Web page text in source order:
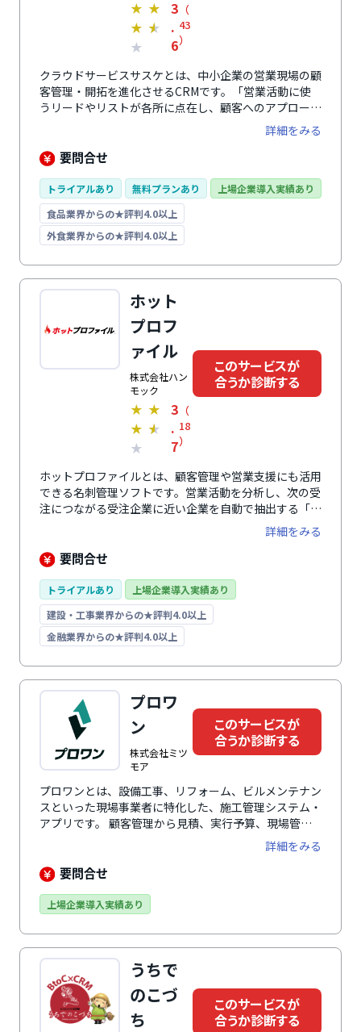
★ ★
★ ★
★
3
.
6
（
43
）
クラウドサービスサスケとは、中小企業の営業現場の顧
客管理・開拓を進化させるCRMです。「営業活動に使
うリードやリストが各所に点在し、顧客へのアプローチ
状況が担当者にしかわからない」といった状況を解消し
ます。さまざまなルートで獲得した顧客リードを一元管
理し、営業状況を組織全体で共有・可視化できる状態に
信自動化や営業リードの育成、AIによる営業活動支援な
ど、営業成果拡大につながる機能も搭載。解約率の低さ
と長い歴史を誇る、誰にでも使いやすい国産ツールで
す。
詳細をみる
要問合せ
トライアルあり 無料プランあり
上場企業導入実績あり
食品業界からの★評判4.0以上
外食業界からの★評判4.0以上
ホット
プロフ
ァイル
株式会社ハン
モック
★ ★
★ ★
★
3
.
7
（
18
）
このサービスが
合うか診断する
ホットプロファイルとは、顧客管理や営業支援にも活用
できる名刺管理ソフトです。営業活動を分析し、次の受
注につながる受注企業に近い企業を自動で抽出する「ホ
ットプロファイル Sales」と、社内に眠っている名刺や
購入データを活用して見込み客を発掘する「ホットプロ
ファイル Marketing」の2つのサービスが展開されてい
タ化した後にオペレーターによる入力補正を行うため、
顧客情報を正確に管理可能です。また、自社の課題に合
わせた段階的な導入もでき、まずは名刺管理機能から導
入することも可能です。簡単な操作が特徴で、営業部門
詳細をみる
要問合せ
トライアルあり
上場企業導入実績あり
建設・工事業界からの★評判4.0以上
金融業界からの★評判4.0以上
プロワ
ン
株式会社ミツ
モア
このサービスが
合うか診断する
プロワンとは、設備工事、リフォーム、ビルメンテナン
スといった現場事業者に特化した、施工管理システム・
アプリです。 顧客管理から見積、実行予算、現場管
理、請求、会計ソフトに連携するための仕訳データ生成
まで、現場と営業担当者の業務を一気通貫でカバーしま
す。業界特化ならではの業務フローと、エンタープライ
徴です。売上の最大化と事務工数の削減を同時に実現し
詳細をみる
要問合せ
上場企業導入実績あり
うちで
のこづ
ち
このサービスが
合うか診断する